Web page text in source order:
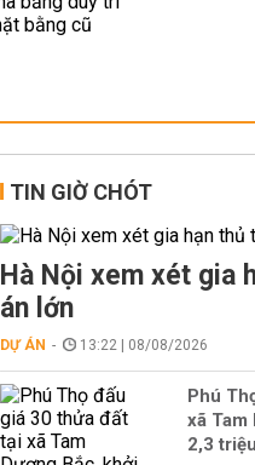
TIN GIỜ CHÓT
Hà Nội xem xét gia
án lớn
DỰ ÁN 13:22 | 08/08/2026
Phú
xã Tam
2,3